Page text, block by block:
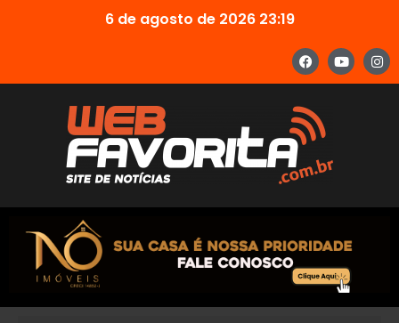
6 de agosto de 2026 23:19